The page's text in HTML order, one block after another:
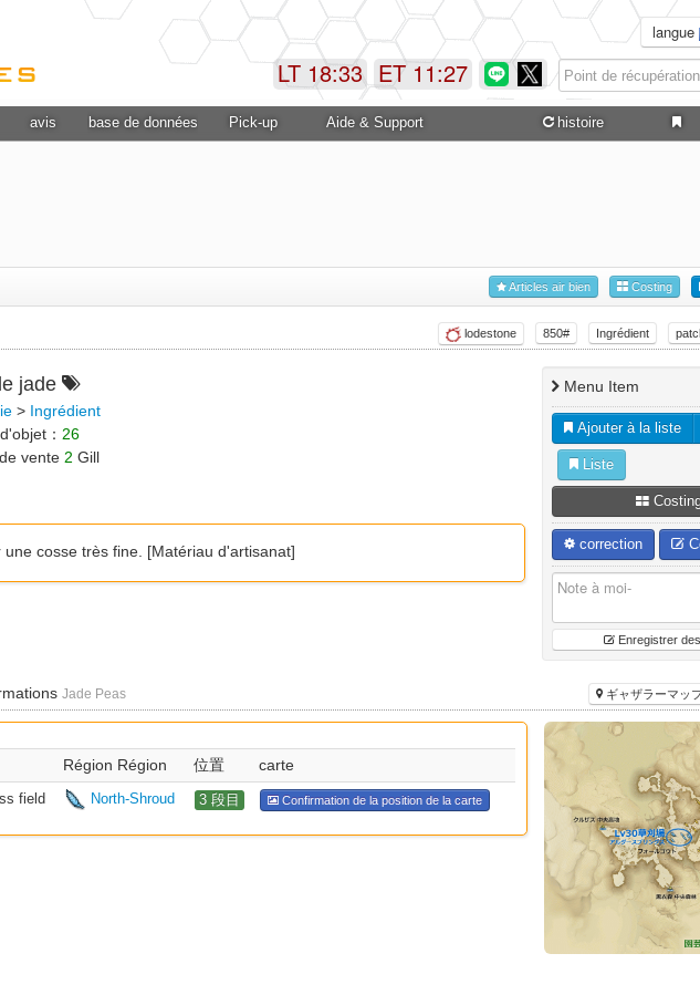
langue
ET 11:28
LT 18:33
avis base de données Pick-up Aide & Support histoire
Costing
Articles air bien
Ingrédient
850#
lodestone
jade
> Ingrédient
： 26
vente 2 Gill
cosse très fine. [Matériau d'artisanat]
Menu Item
Ajouter à la liste
Liste
correction
Enregistrer
Jade Peas ギャザラーマッ
Région Région 位置 carte
field North-Shroud 3 段目 Confirmation de la position de la carte